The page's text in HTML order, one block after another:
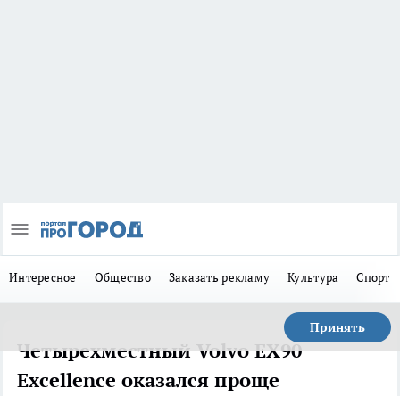
Интересное Общество Заказать рекламу Культура Спорт
Принять
Четырехместный Volvo EX90
Excellence оказался проще